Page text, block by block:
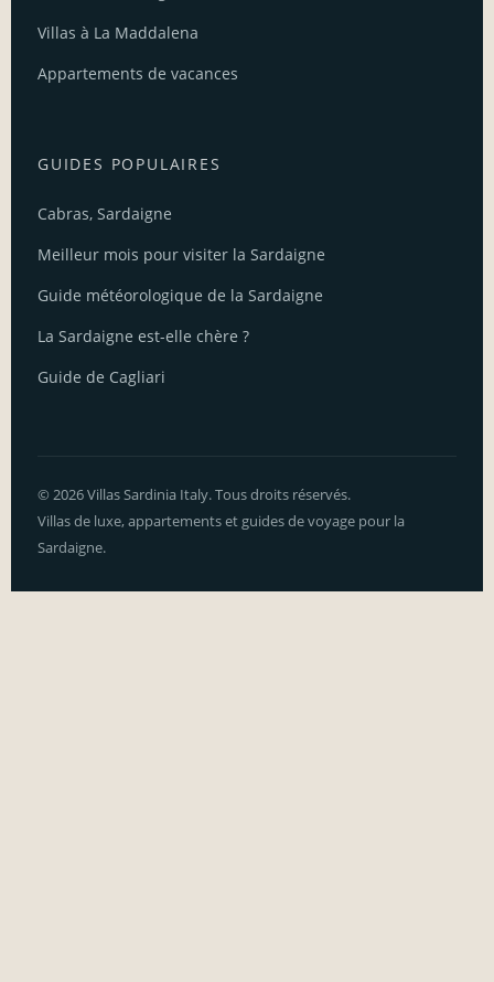
Villas à La Maddalena
Appartements de vacances
GUIDES POPULAIRES
Cabras, Sardaigne
Meilleur mois pour visiter la Sardaigne
Guide météorologique de la Sardaigne
La Sardaigne est-elle chère ?
Guide de Cagliari
© 2026 Villas Sardinia Italy. Tous droits réservés.
Villas de luxe, appartements et guides de voyage pour la
Sardaigne.